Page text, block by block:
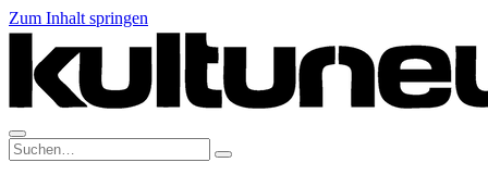
Zum Inhalt springen
Suche: